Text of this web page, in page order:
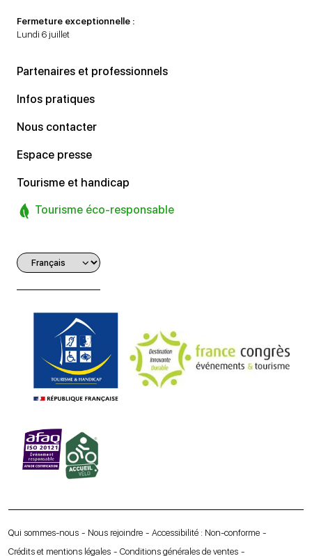
Fermeture exceptionnelle :
Lundi 6 juillet
Partenaires et professionnels
Infos pratiques
Nous contacter
Espace presse
Tourisme et handicap
Tourisme éco-responsable
Qui sommes-nous Nous rejoindre
Accessibilité : Non-conforme
Crédits et mentions légales
Conditions générales de ventes